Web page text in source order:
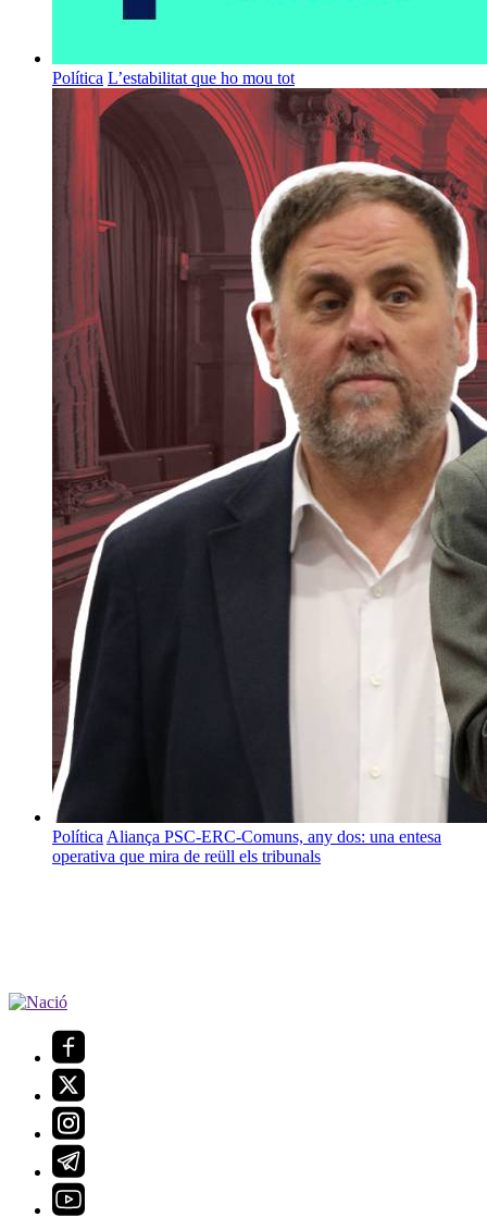
Política L’estabilitat que ho mou tot
Política Aliança PSC-ERC-Comuns, any dos: una entesa
operativa que mira de reüll els tribunals